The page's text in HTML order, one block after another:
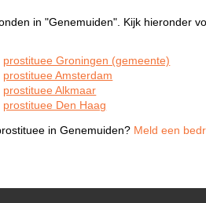
in "Genemuiden". Kijk hieronder
prostituee Groningen (gemeente)
prostituee Amsterdam
prostituee Alkmaar
prostituee Den Haag
in Genemuiden? Meld een